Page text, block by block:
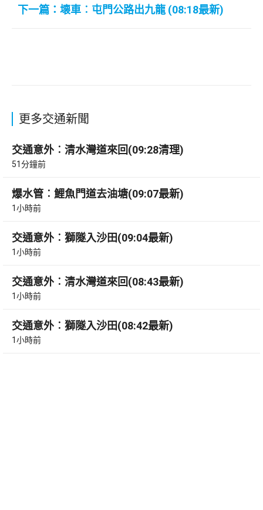
下一篇：壊車︰屯門公路出九龍 (08:18最新)
更多交通新聞
交通意外︰清水灣道來回(09:28清理)
51分鐘前
爆水管︰鯉魚門道去油塘(09:07最新)
1小時前
交通意外︰獅隧入沙田(09:04最新)
1小時前
交通意外︰清水灣道來回(08:43最新)
1小時前
交通意外︰獅隧入沙田(08:42最新)
1小時前